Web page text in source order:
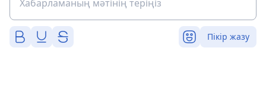
Пікір жазу